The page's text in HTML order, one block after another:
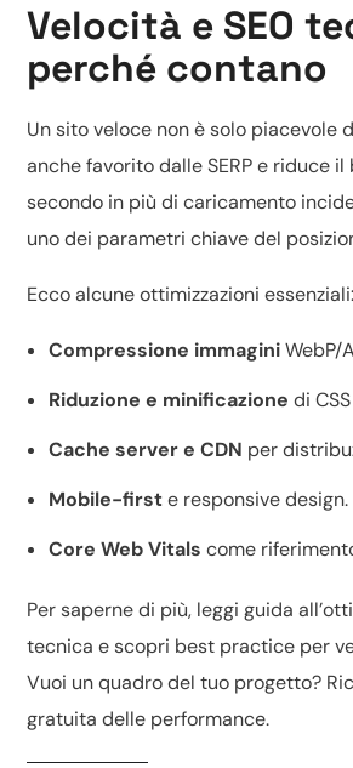
Velocità e SEO
perché contano
Un sito veloce non è solo piacevole
anche favorito dalle SERP e riduce il
secondo in più di caricamento
uno dei parametri chiave del
Ecco alcune ottimizzazioni essenziali:
Compressione immaginiWebP/
Riduzione e minificazione di
Cache server e CDN per
Mobile-firste responsive design.
Core Web Vitals come
Per saperne di più, leggiguida
tecnica e scopri best practice per
Vuoi un quadro del tuo progetto?
gratuita delle performance.